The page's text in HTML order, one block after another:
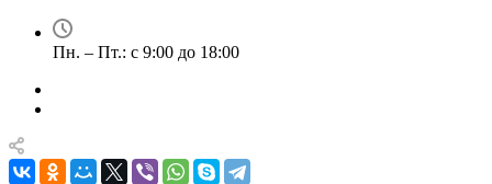
Пн. – Пт.: с 9:00 до 18:00